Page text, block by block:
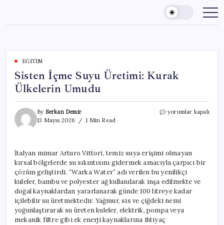
content
EĞITIM
Sisten İçme Suyu Üretimi: Kurak
Ülkelerin Umudu
By Serkan Demir
13 Mayıs 2026
1 Min Read
Sisten
Ülkelerin
Umudu
için
yorumlar kapalı
İtalyan mimar Arturo Vittori, temiz suya erişimi olmayan
kırsal bölgelerde su sıkıntısını gidermek amacıyla çarpıcı bir
çözüm geliştirdi. “Warka Water” adı verilen bu yenilikçi
kuleler, bambu ve polyester ağ kullanılarak inşa edilmekte ve
doğal kaynaklardan yararlanarak günde 100 litreye kadar
içilebilir su üretmektedir. Yağmur, sis ve çiğdeki nemi
yoğunlaştırarak su üreten kuleler, elektrik, pompa veya
mekanik filtre gibi ek enerji kaynaklarına ihtiyaç